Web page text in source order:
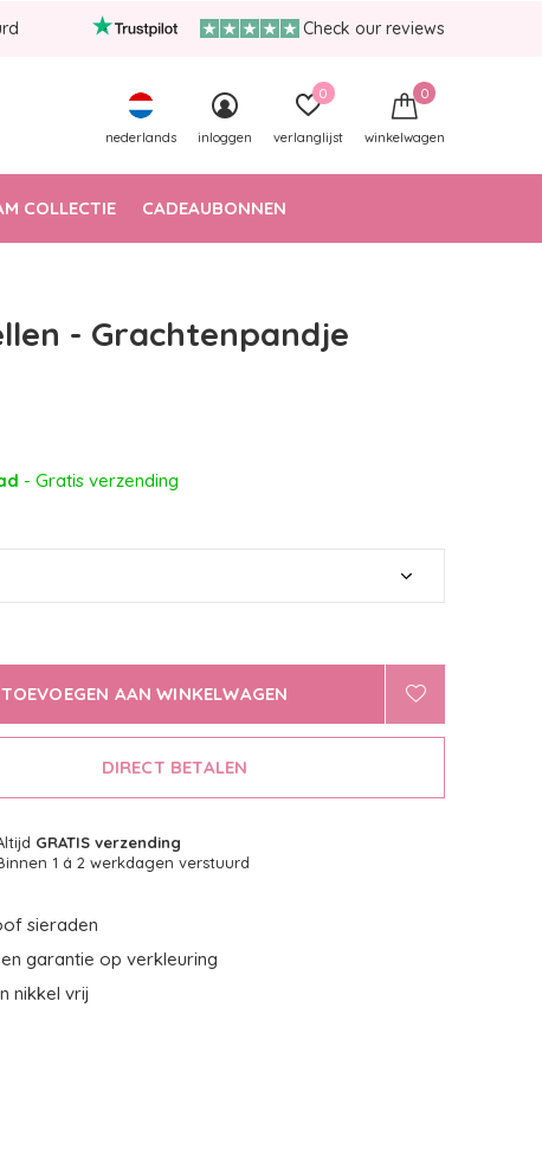
COLLECTIE CADEAUBONNEN
nederlands inloggen verlanglijst
0
winkelwagen
0
Check our reviews
- Grachtenpandje
- Gratis verzending
TOEVOEGEN AAN WINKELWAGEN
DIRECT BETALEN
GRATIS verzending
1 á 2 werkdagen verstuurd
sieraden
garantie op verkleuring
nikkel vrij